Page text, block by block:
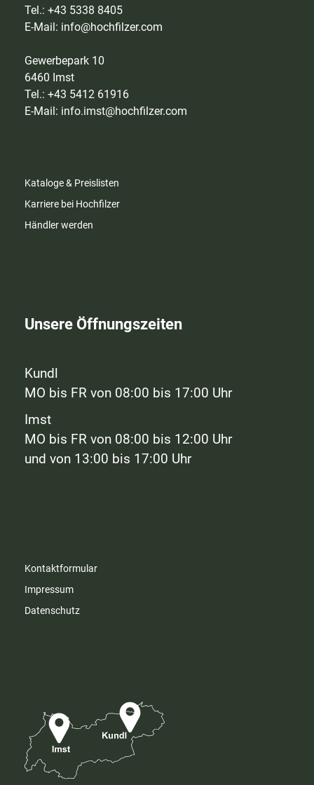
Tel.: +43 5338 8405
E-Mail: info@hochfilzer.com
Gewerbepark 10
6460 Imst
Tel.: +43 5412 61916
E-Mail: info.imst@hochfilzer.com
Kataloge & Preislisten
Karriere bei Hochfilzer
Händler werden
Unsere Öffnungszeiten
Kundl
MO bis FR von 08:00 bis 17:00 Uhr
Imst
MO bis FR von 08:00 bis 12:00 Uhr
und von 13:00 bis 17:00 Uhr
Kontaktformular
Impressum
Datenschutz